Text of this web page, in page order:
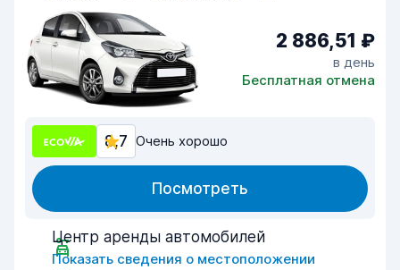
2 886,51 ₽
в день
Бесплатная отмена
8,7 Очень хорошо
Посмотреть
Центр аренды автомобилей
Показать сведения о местоположении